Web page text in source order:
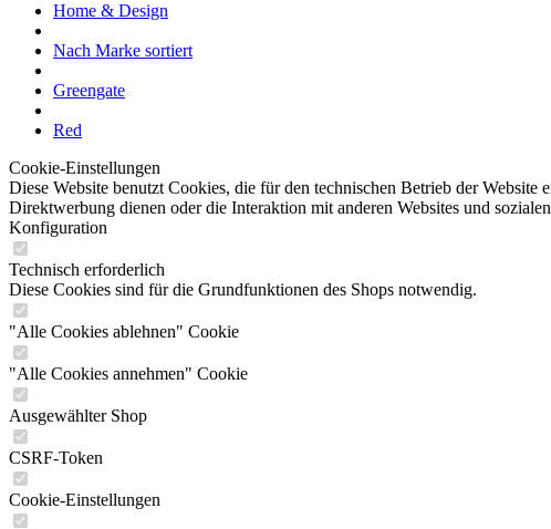
Home & Design
Nach Marke sortiert
Greengate
Red
Cookie-Einstellungen
Diese Website benutzt Cookies, die für den technischen Betrieb der
Direktwerbung dienen oder die Interaktion mit anderen Websites und
Konfiguration
Technisch erforderlich
Diese Cookies sind für die Grundfunktionen des Shops notwendig.
"Alle Cookies ablehnen" Cookie
"Alle Cookies annehmen" Cookie
Ausgewählter Shop
CSRF-Token
Cookie-Einstellungen